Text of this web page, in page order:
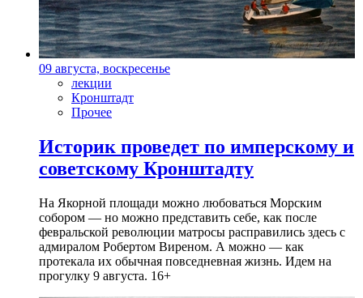
09 августа, воскресенье
лекции
Кронштадт
Прочее
Историк проведет по имперскому и
советскому Кронштадту
На Якорной площади можно любоваться Морским
собором — но можно представить себе, как после
февральской революции матросы расправились здесь с
адмиралом Робертом Виреном. А можно — как
протекала их обычная повседневная жизнь. Идем на
прогулку 9 августа. 16+